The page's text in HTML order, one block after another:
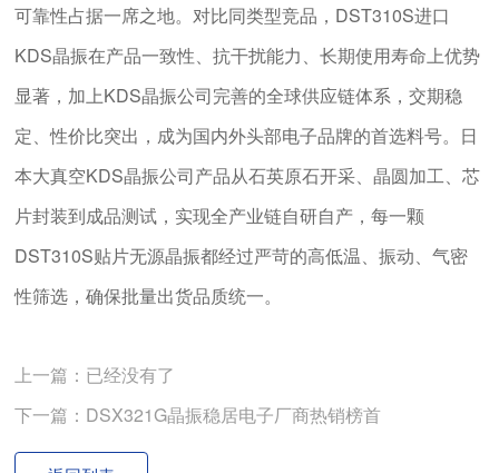
可靠性占据一席之地。对比同类型竞品，DST310S进口
KDS晶振在产品一致性、抗干扰能力、长期使用寿命上优势
显著，加上KDS晶振公司完善的全球供应链体系，交期稳
定、性价比突出，成为国内外头部电子品牌的首选料号。日
本大真空KDS晶振公司产品从石英原石开采、晶圆加工、芯
片封装到成品测试，实现全产业链自研自产，每一颗
DST310S贴片无源晶振都经过严苛的高低温、振动、气密
性筛选，确保批量出货品质统一。
上一篇：已经没有了
下一篇：DSX321G晶振稳居电子厂商热销榜首